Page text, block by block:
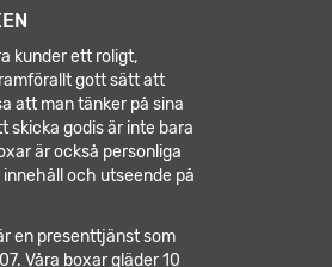
kunder ett roligt,
gott sätt att
att man tänker på sina
skicka godis är inte bara
är också personliga
och utseende på
en presenttjänst som
Våra boxar gläder 10